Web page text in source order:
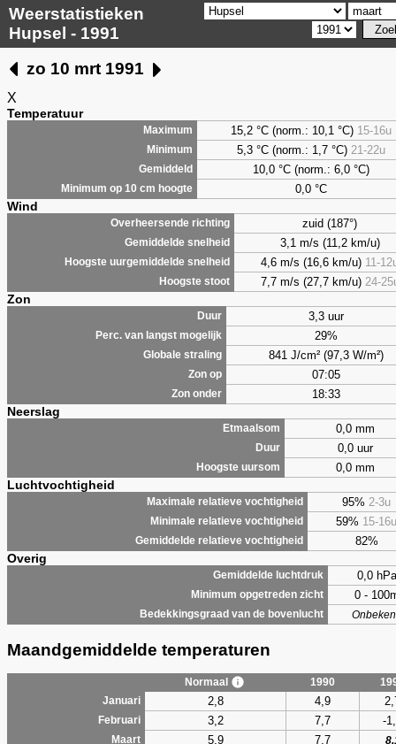
Weerstatistieken
Hupsel - 1991
zo 10 mrt 1991
X
Temperatuur
Maximum 15,2 °C (norm.: 10,1 °C) 15-16u
Minimum 5,3 °C (norm.: 1,7 °C) 21-22u
Gemiddeld 10,0 °C (norm.: 6,0 °C)
Minimum op 10 cm hoogte 0,0 °C
Wind
Overheersende richting zuid (187°)
Gemiddelde snelheid 3,1 m/s (11,2 km/u)
Hoogste uurgemiddelde snelheid 4,6 m/s (16,6 km/u) 11-
Hoogste stoot 7,7 m/s (27,7 km/u) 24-
Zon
Duur 3,3 uur
Perc. van langst mogelijk 29%
Globale straling 841 J/cm² (97,3 W/m²)
Zon op 07:05
Zon onder 18:33
Neerslag
Etmaalsom 0,0 mm
Duur 0,0 uur
Hoogste uursom 0,0 mm
Luchtvochtigheid
Maximale relatieve vochtigheid 95% 2-3u
Minimale relatieve vochtigheid 59% 15-16u
Gemiddelde relatieve vochtigheid 82%
Overig
Gemiddelde luchtdruk 0,0 hPa
Minimum opgetreden zicht 0 -
Bedekkingsgraad van de bovenlucht
Maandgemiddelde temperaturen
Normaal 1990
Januari
2,8 4,9
Februari 3,2 7,7 -
Maart 5,9 7,7